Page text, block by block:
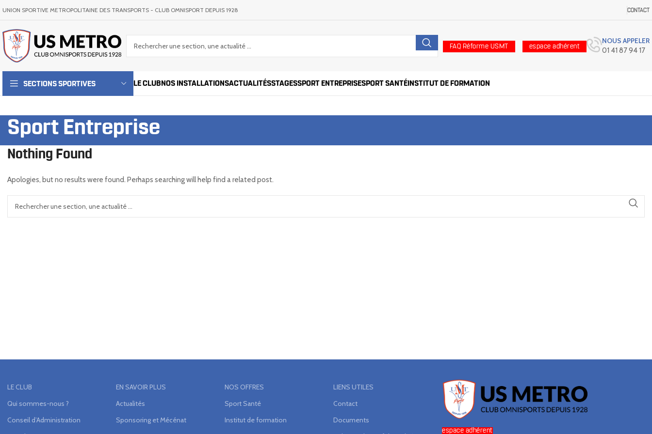
UNION SPORTIVE METROPOLITAINE DES TRANSPORTS - CLUB OMNISPORT DEPUIS 1928 CONTACT
FAQ Réforme USMT espace adhérent
NOUS APPELER
01 41 87 94 17
SECTIONS SPORTIVES LE CLUBNOS INSTALLATIONSACTUALITÉSSTAGESSPORT ENTREPRISESPORT SANTÉINSTITUT DE FORMATION
Sport Entreprise
Nothing Found
Apologies, but no results were found. Perhaps searching will help find a related post.
LE CLUB
Qui sommes-nous ?
Conseil d’Administration
EN SAVOIR PLUS
Actualités
Sponsoring et Mécénat
NOS OFFRES
Sport Santé
Institut de formation
LIENS UTILES
Contact
Documents
espace adhérent